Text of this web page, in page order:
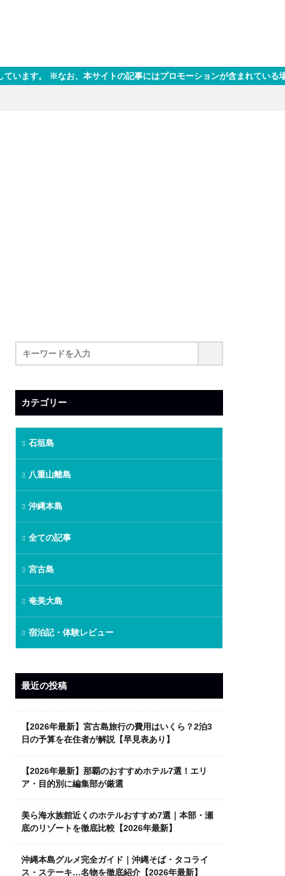
の記事にはプロモーションが含まれている場合があります。
カテゴリー
石垣島
八重山離島
沖縄本島
全ての記事
宮古島
奄美大島
宿泊記・体験レビュー
最近の投稿
【2026年最新】宮古島旅行の費用はいくら？2泊3
日の予算を在住者が解説【早見表あり】
【2026年最新】那覇のおすすめホテル7選！エリ
ア・目的別に編集部が厳選
美ら海水族館近くのホテルおすすめ7選｜本部・瀬
底のリゾートを徹底比較【2026年最新】
沖縄本島グルメ完全ガイド｜沖縄そば・タコライ
ス・ステーキ…名物を徹底紹介【2026年最新】